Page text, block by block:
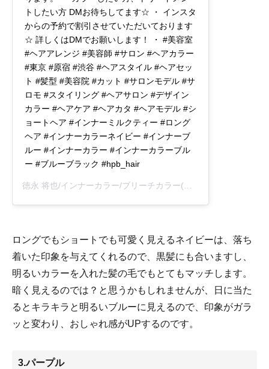
トしたい方 DMお待ちしてます☆ ・ インスタ
からの予約で割引させていただいております
☆ 詳しくはDMでお願いします！ ・ #美容室
#ヘアアレンジ #美容師 #サロン #ヘアカラー
#東京 #原宿 #渋谷 #ヘアスタイル #ヘアセッ
ト #髪型 #美容院 #カット #サロンモデル #サ
ロモ #スタイリング #ヘアサロン #デザイン
カラー #ヘアケア #ヘアカタ #ヘアモデル #シ
ョートヘア #インナーミルクティー #ロング
ヘア #インナーカラーネイビー #インナーブ
ルー #インナーカラー #インナーカラーブル
ー #ブルーブラック #hpb_hair
徳永 将也/インナーカラー/ブリーチカラー(@sakura_tokunaga.s)がシェアした投稿 -
ロングでもショートでも可愛く見えるネイビーは、落ち
着いた印象を与えてくれるので、黒髪にも合いますし、
明るいカラーを入れた髪の毛でもとてもマッチします。
暗く見えるのでは？と思うかもしれませんが、日に当た
るとキラキラと明るいブルーに見えるので、印象がガラ
ッと変わり、おしゃれ感がUPするのです。
3.パープル